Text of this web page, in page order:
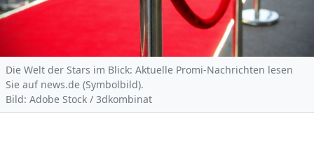
Die Welt der Stars im Blick: Aktuelle Promi-Nachrichten lesen
Sie auf news.de (Symbolbild).
Bild: Adobe Stock / 3dkombinat